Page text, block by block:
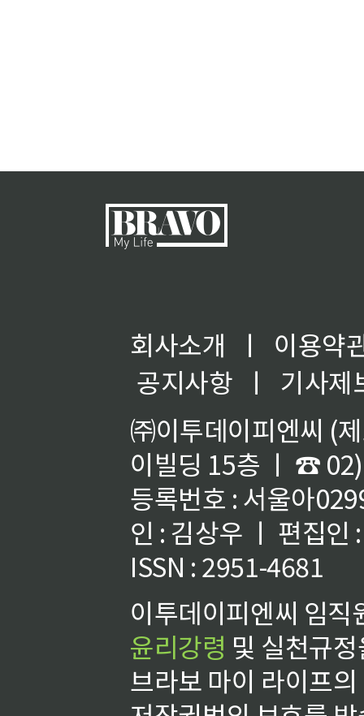
회사소개 ㅣ
이용약
공지사항
ㅣ
기사제
㈜이투데이피엔씨 (
이빌딩 15층 ㅣ ☎
등록번호 : 서울아
인 : 김상우 ㅣ 편집인
ISSN : 2951-4681
이투데이피엔씨 임
윤리강령 및 실천규
브라보 마이 라이프